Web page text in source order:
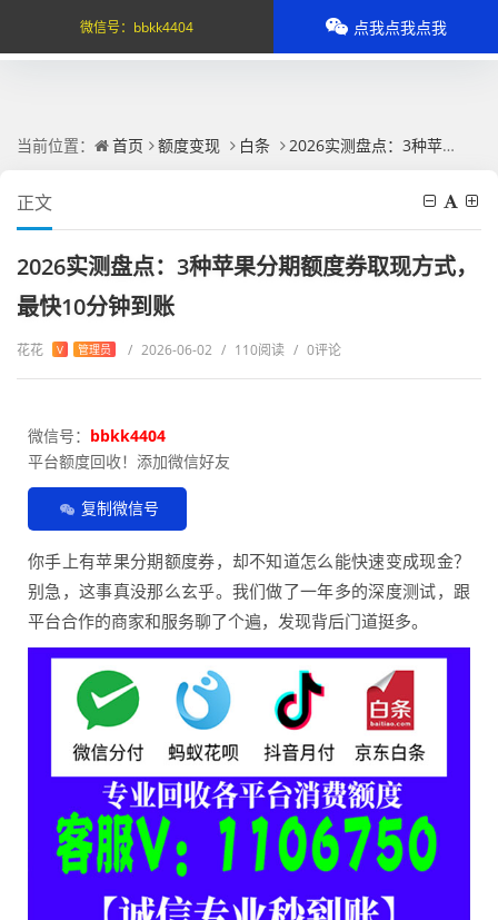
当前位置： 首页 额度变现 白条 2026实测盘点：3种苹果分期额度券取现方式，最快10分钟到账
正文
2026实测盘点：3种苹果分期额度券取现方式，
最快10分钟到账
花花 V 管理员 / 2026-06-02 / 110阅读 / 0评论
微信号： bbkk4404
平台额度回收！添加微信好友
复制微信号
你手上有苹果分期额度券，却不知道怎么能快速变成现金？
别急，这事真没那么玄乎。我们做了一年多的深度测试，跟
平台合作的商家和服务聊了个遍，发现背后门道挺多。
微信号： bbkk4404 点我点我点我